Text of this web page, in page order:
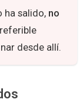
ha salido, no
desde allí.